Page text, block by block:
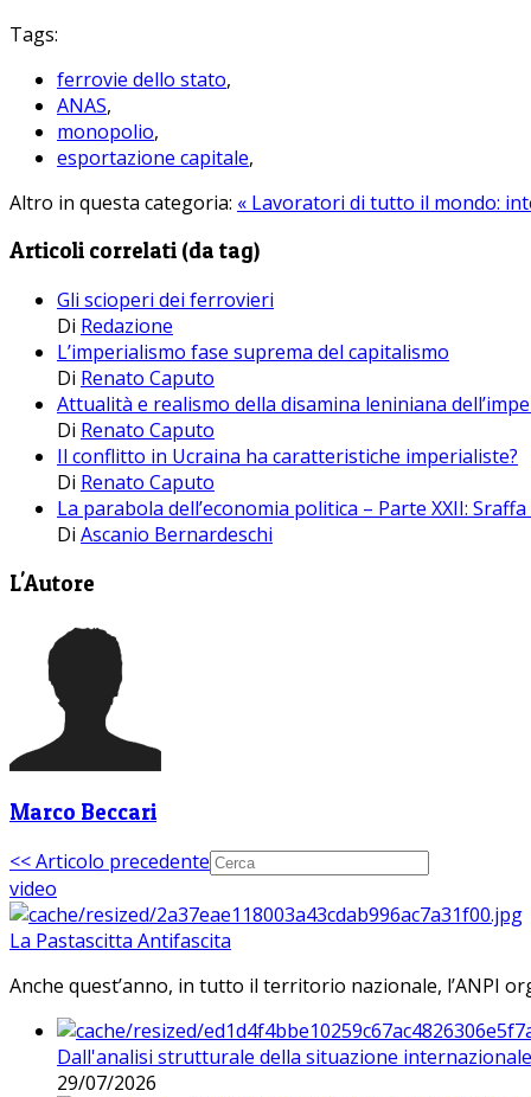
Tags:
ferrovie dello stato,
ANAS,
monopolio,
esportazione capitale,
Altro in questa categoria: « Lavoratori di tutto il mondo:
Articoli correlati (da tag)
Gli scioperi dei ferrovieri
Di Redazione
L’imperialismo fase suprema del capitalismo
Di Renato Caputo
Attualità e realismo della disamina leniniana
Di Renato Caputo
Il conflitto in Ucraina ha caratteristiche imperialiste?
Di Renato Caputo
La parabola dell’economia politica – Parte XXII:
Di Ascanio Bernardeschi
L'Autore
Marco Beccari
<< Articolo precedente
video
La Pastascitta Antifascita
Anche quest’anno, in tutto il territorio nazionale, l’ANPI
Dall'analisi strutturale della situazione
29/07/2026